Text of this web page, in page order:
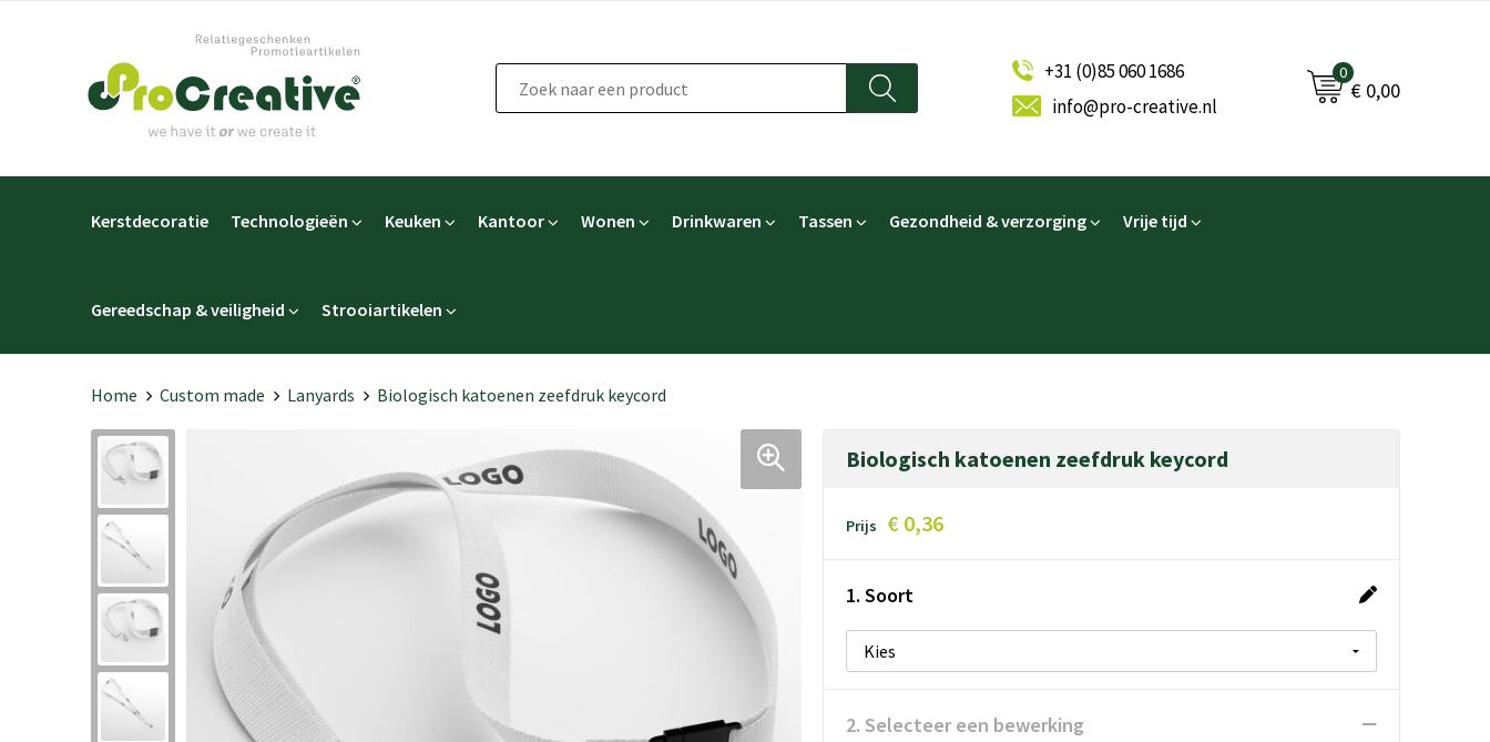
+31 (0)85 060 1686
info@pro-creative.nl
0
€ 0,00
Kerstdecoratie Technologieën Keuken Kantoor Wonen Drinkwaren Tassen Gezondheid & verzorging Vrije tijd
Gereedschap & veiligheid Strooiartikelen
Home Custom made Lanyards Biologisch katoenen zeefdruk keycord
Biologisch katoenen zeefdruk keycord
Prijs € 0,36
1. Soort
2. Selecteer een bewerking